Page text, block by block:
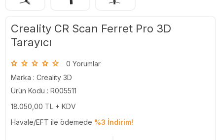
Creality CR Scan Ferret Pro 3D
Tarayıcı
0 Yorumlar
Marka : Creality 3D
Ürün Kodu : R005511
18.050,00 TL + KDV
Havale/EFT ile ödemede %3 İndirim!